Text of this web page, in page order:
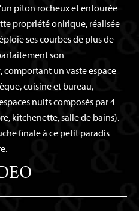
piton rocheux et entourée
propriété onirique, réalisée
ses courbes de plus de
son
un vaste espace
cuisine et bureau,
nuits composés par 4
kitchenette, salle de bains).
finale à ce petit paradis